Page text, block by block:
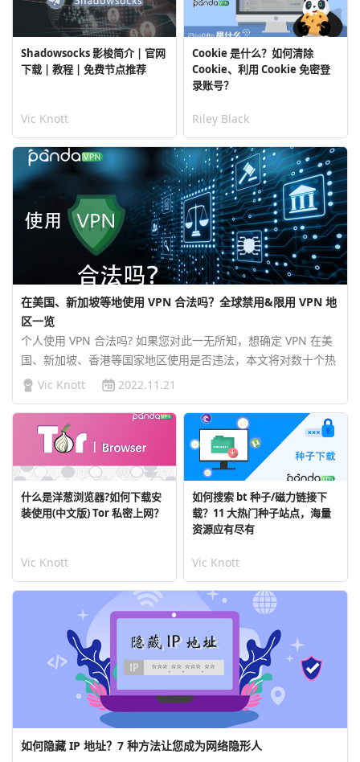
Shadowsocks 影梭简介 | 官网
下载 | 教程 | 免费节点推荐
Vic Knott
Cookie 是什么？如何清除
Cookie、利用 Cookie 免密登
录账号？
Riley Black
在美国、新加坡等地使用 VPN 合法吗？全球禁用&限用 VPN 地
区一览
个人使用 VPN 合法吗? 如果您对此一无所知，想确定 VPN 在美
国、新加坡、香港等国家地区使用是否违法，本文将对数十个热
门国家地区进行 VPN 合法与否的详细阐述。…
Vic Knott 2022.11.21
什么是洋葱浏览器?如何下载安
装使用(中文版) Tor 私密上网？
Vic Knott
如何搜索 bt 种子/磁力链接下
载？11 大热门种子站点，海量
资源应有尽有
Vic Knott
如何隐藏 IP 地址？7 种方法让您成为网络隐形人